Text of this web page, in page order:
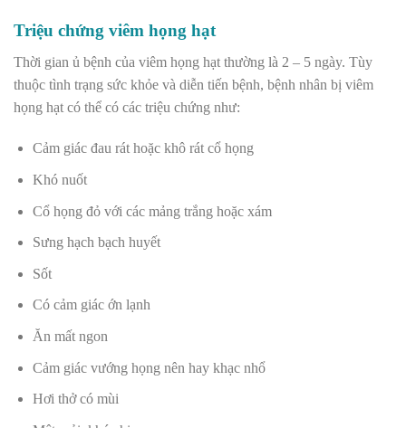
Triệu chứng viêm họng hạt
Thời gian ủ bệnh của viêm họng hạt thường là 2 – 5 ngày. Tùy
thuộc tình trạng sức khỏe và diễn tiến bệnh, bệnh nhân bị viêm
họng hạt có thể có các triệu chứng như:
Cảm giác đau rát hoặc khô rát cổ họng
Khó nuốt
Cổ họng đỏ với các mảng trắng hoặc xám
Sưng hạch bạch huyết
Sốt
Có cảm giác ớn lạnh
Ăn mất ngon
Cảm giác vướng họng nên hay khạc nhổ
Hơi thở có mùi